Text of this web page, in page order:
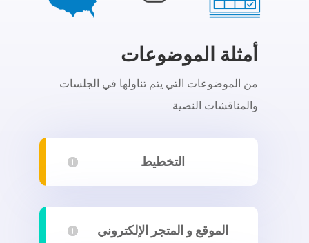
أمثلة الموضوعات
من الموضوعات التي يتم تناولها في الجلسات
والمناقشات النصية
التخطيط
الموقع و المتجر الإلكتروني